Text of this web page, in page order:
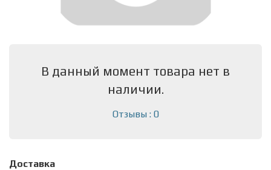
В данный момент товара нет в
наличии.
Отзывы : 0
Доставка